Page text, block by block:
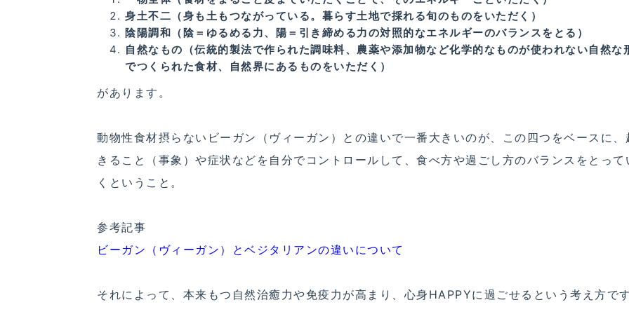
身土不二（身も土もつながっている。暮らす土地で採れる旬のものをいただく）
陰陽調和（陰＝ゆるめる力、陽＝引き締める力の対照的なエネルギーのバランスをとる）
自然なもの（伝統的製法で作られた調味料、農薬や添加物など化学的なものが使われない自然な
でつくられた食材、自然界にあるものをいただく）
があります。
動物性食材摂らないビーガン（ヴィーガン）との違いで一番大きいのが、この四つをベースに、
きること（事象）や症状などを自分でコントロールして、食べ方や過ごし方のバランスをとって
くということ。
参考記事
ビーガン（ヴィーガン）とベジタリアンの違いについて
それによって、本来もつ自然治癒力や免疫力が高まり、心身HAPPYに過ごせるという考え方です